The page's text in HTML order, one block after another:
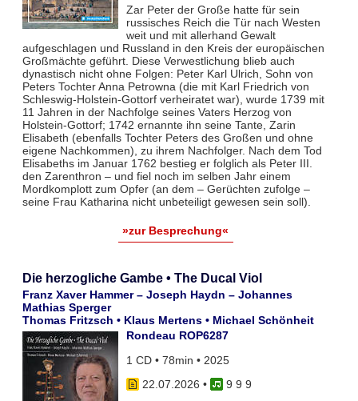
Zar Peter der Große hatte für sein
russisches Reich die Tür nach Westen
weit und mit allerhand Gewalt
aufgeschlagen und Russland in den Kreis der europäischen
Großmächte geführt. Diese Verwestlichung blieb auch
dynastisch nicht ohne Folgen: Peter Karl Ulrich, Sohn von
Peters Tochter Anna Petrowna (die mit Karl Friedrich von
Schleswig-Holstein-Gottorf verheiratet war), wurde 1739 mit
11 Jahren in der Nachfolge seines Vaters Herzog von
Holstein-Gottorf; 1742 ernannte ihn seine Tante, Zarin
Elisabeth (ebenfalls Tochter Peters des Großen und ohne
eigene Nachkommen), zu ihrem Nachfolger. Nach dem Tod
Elisabeths im Januar 1762 bestieg er folglich als Peter III.
den Zarenthron – und fiel noch im selben Jahr einem
Mordkomplott zum Opfer (an dem – Gerüchten zufolge –
seine Frau Katharina nicht unbeteiligt gewesen sein soll).
»zur Besprechung«
Die herzogliche Gambe • The Ducal Viol
Franz Xaver Hammer – Joseph Haydn – Johannes
Mathias Sperger
Thomas Fritzsch • Klaus Mertens • Michael Schönheit
Rondeau ROP6287
1 CD • 78min • 2025
22.07.2026 •
9 9 9